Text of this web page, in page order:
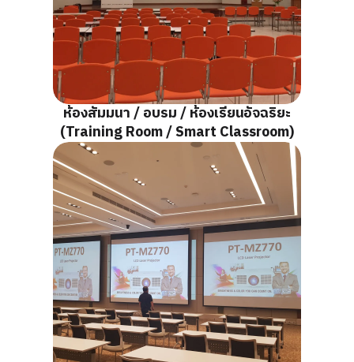
ห้องสัมมนา / อบรม / ห้องเรียนอัจฉริยะ
(Training Room / Smart Classroom)